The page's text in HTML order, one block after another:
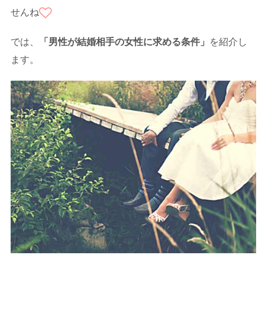
せんね
では、 「男性が結婚相手の女性に求める条件」
を紹介し
ます。